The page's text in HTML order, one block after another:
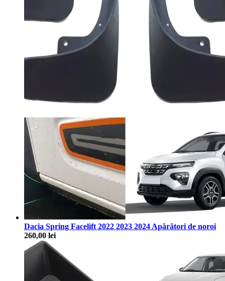
Dacia Spring Facelift 2022 2023 2024 Apărători de noroi
260,00 lei